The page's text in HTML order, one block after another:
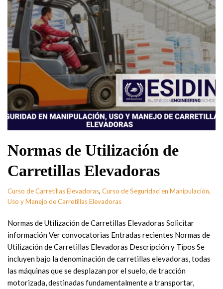
Normas de Utilización de
Carretillas Elevadoras
Curso de Carretillas Elevadoras, Curso de Seguridad en Manipulación,
Uso y Manejo de Carretillas Elevadoras
Normas de Utilización de Carretillas Elevadoras Solicitar
información Ver convocatorias Entradas recientes Normas de
Utilización de Carretillas Elevadoras Descripción y Tipos Se
incluyen bajo la denominación de carretillas elevadoras, todas
las máquinas que se desplazan por el suelo, de tracción
motorizada, destinadas fundamentalmente a transportar,